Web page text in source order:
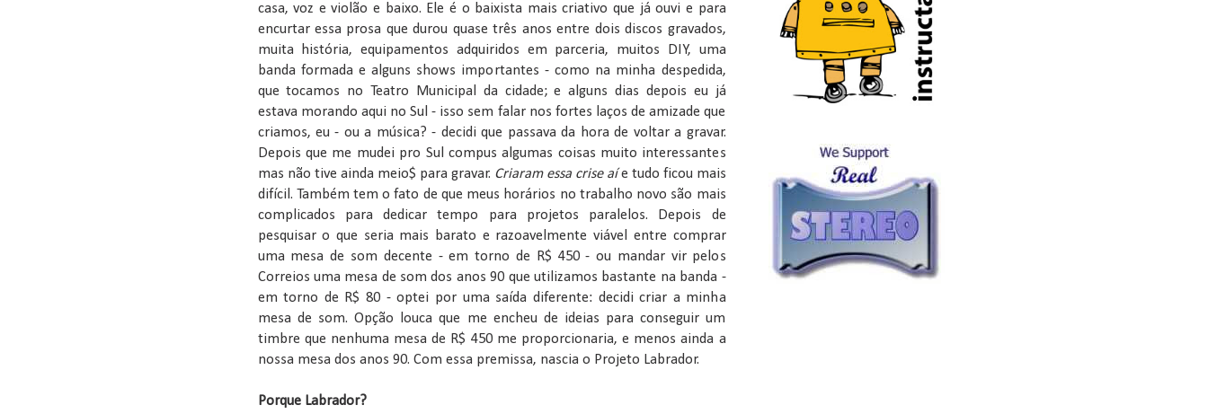
casa, voz e violão e baixo. Ele é o baixista mais criativo que já ouvi e para
encurtar essa prosa que durou quase três anos entre dois discos gravados,
muita história, equipamentos adquiridos em parceria, muitos DIY, uma
banda formada e alguns shows importantes - como na minha despedida,
que tocamos no Teatro Municipal da cidade; e alguns dias depois eu já
estava morando aqui no Sul - isso sem falar nos fortes laços de amizade que
criamos, eu - ou a música? - decidi que passava da hora de voltar a gravar.
Depois que me mudei pro Sul compus algumas coisas muito interessantes
mas não tive ainda meio$ para gravar. Criaram essa crise aíe tudo ficou mais
difícil. Também tem o fato de que meus horários no trabalho novo são mais
complicados para dedicar tempo para projetos paralelos. Depois de
pesquisar o que seria mais barato e razoavelmente viável entre comprar
uma mesa de som decente - em torno de R$ 450 - ou mandar vir pelos
Correios uma mesa de som dos anos 90 que utilizamos bastante na banda -
em torno de R$ 80 - optei por uma saída diferente: decidi criar a minha
mesa de som. Opção louca que me encheu de ideias para conseguir um
timbre que nenhuma mesa de R$ 450 me proporcionaria, e menos ainda a
nossa mesa dos anos 90. Com essa premissa, nascia o Projeto Labrador.
Porque Labrador?